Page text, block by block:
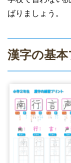
ばりましょう。
漢字の基本